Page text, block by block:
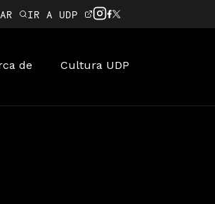
IR A UDP
de Cultura UDP